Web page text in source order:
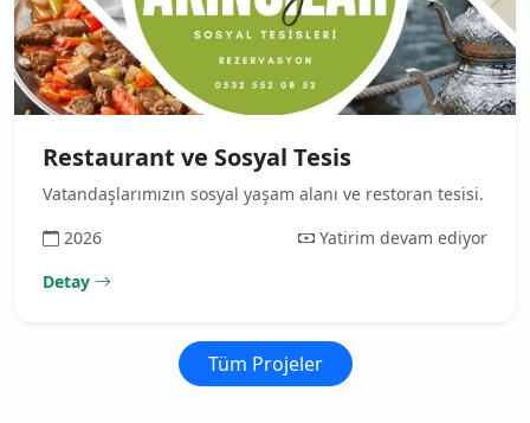
Restaurant ve Sosyal Tesis
Vatandaşlarımızın sosyal yaşam alanı ve restoran tesisi.
2026
Yatirim devam ediyor
Detay
Tüm Projeler